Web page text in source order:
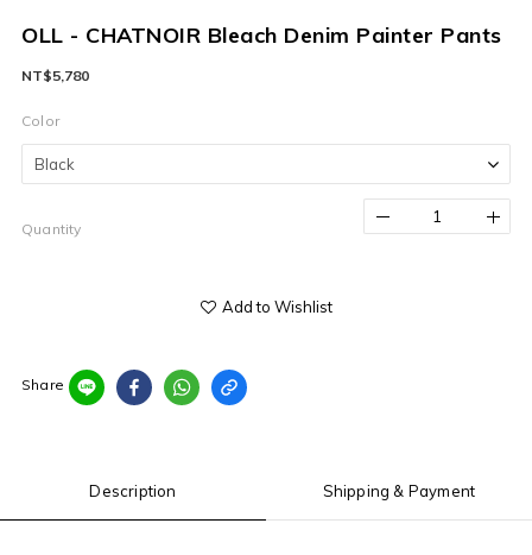
OLL - CHATNOIR Bleach Denim Painter Pants
NT$5,780
Color
Quantity
Add to Wishlist
Share
Description Shipping & Payment